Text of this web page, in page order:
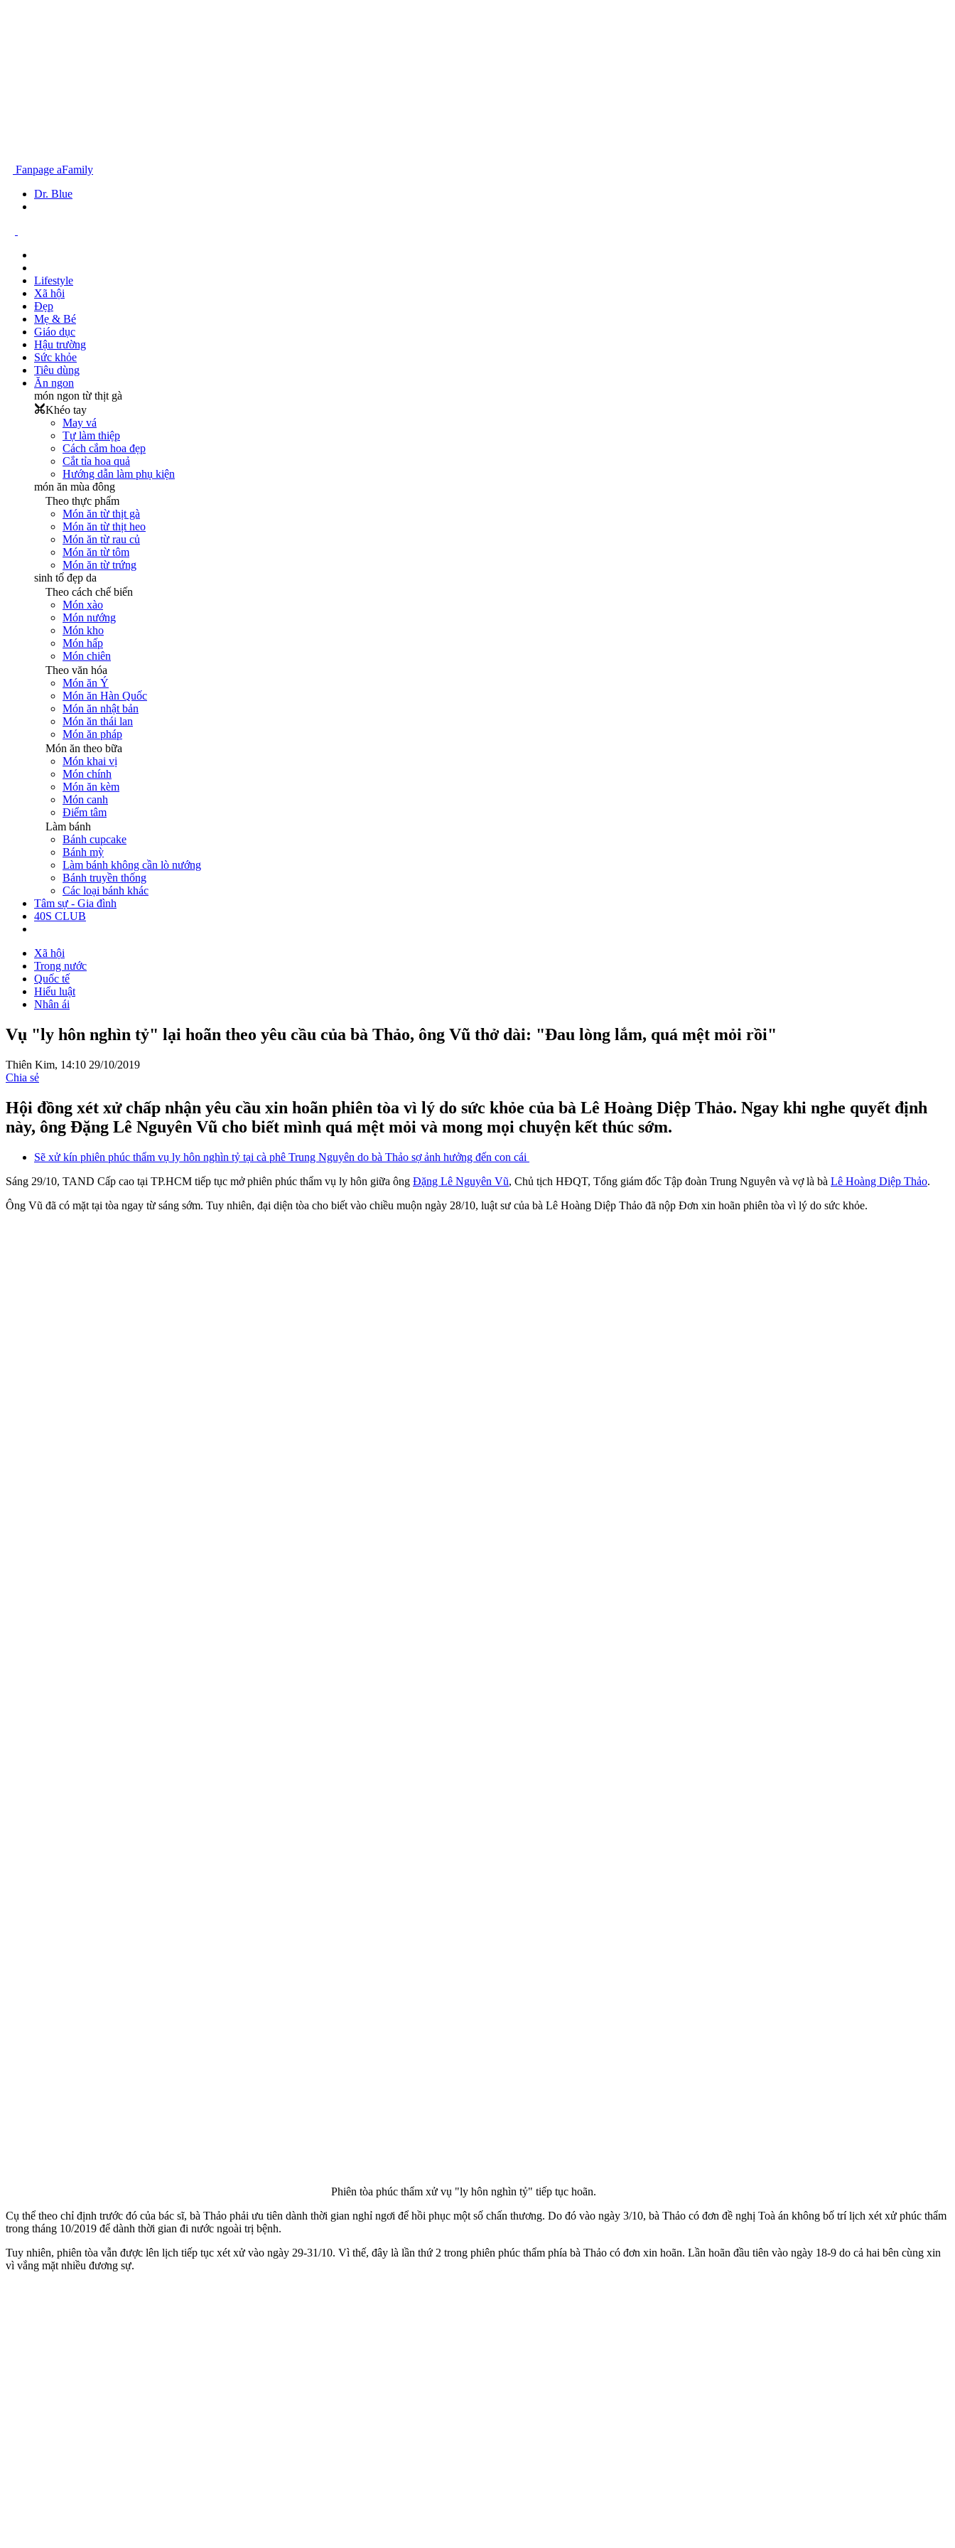
Fanpage aFamily
Dr. Blue
Lifestyle
Xã hội
Đẹp
Mẹ & Bé
Giáo dục
Hậu trường
Sức khỏe
Tiêu dùng
Ăn ngon
món ngon từ thịt gà
Khéo tay
May vá
Tự làm thiệp
Cách cắm hoa đẹp
Cắt tỉa hoa quả
Hướng dẫn làm phụ kiện
món ăn mùa đông
Theo thực phẩm
Món ăn từ thịt gà
Món ăn từ thịt heo
Món ăn từ rau củ
Món ăn từ tôm
Món ăn từ trứng
sinh tố đẹp da
Theo cách chế biến
Món xào
Món nướng
Món kho
Món hấp
Món chiên
Theo văn hóa
Món ăn Ý
Món ăn Hàn Quốc
Món ăn nhật bản
Món ăn thái lan
Món ăn pháp
Món ăn theo bữa
Món khai vị
Món chính
Món ăn kèm
Món canh
Điểm tâm
Làm bánh
Bánh cupcake
Bánh mỳ
Làm bánh không cần lò nướng
Bánh truyền thống
Các loại bánh khác
Tâm sự - Gia đình
40S CLUB
Xã hội
Trong nước
Quốc tế
Hiểu luật
Nhân ái
Vụ "ly hôn nghìn tỷ" lại hoãn theo yêu cầu của bà Thảo, ông Vũ thở dài: "Đau lòng lắm, quá mệt mỏi rồi"
Thiên Kim, 14:10 29/10/2019
Chia sẻ
Hội đồng xét xử chấp nhận yêu cầu xin hoãn phiên tòa vì lý do sức khỏe của bà Lê Hoàng Diệp Thảo. Ngay khi nghe quyết định
này, ông Đặng Lê Nguyên Vũ cho biết mình quá mệt mỏi và mong mọi chuyện kết thúc sớm.
Sẽ xử kín phiên phúc thẩm vụ ly hôn nghìn tỷ tại cà phê Trung Nguyên do bà Thảo sợ ảnh hưởng đến con cái
Sáng 29/10, TAND Cấp cao tại TP.HCM tiếp tục mở phiên phúc thẩm vụ ly hôn giữa ông Đặng Lê Nguyên Vũ, Chủ tịch HĐQT, Tổng giám đốc Tập đoàn Trung Nguyên và vợ là bà Lê Hoàng Diệp Thảo.
Ông Vũ đã có mặt tại tòa ngay từ sáng sớm. Tuy nhiên, đại diện tòa cho biết vào chiều muộn ngày 28/10, luật sư của bà Lê Hoàng Diệp Thảo đã nộp Đơn xin hoãn phiên tòa vì lý do sức khỏe.
Phiên tòa phúc thẩm xử vụ "ly hôn nghìn tỷ" tiếp tục hoãn.
Cụ thể theo chỉ định trước đó của bác sĩ, bà Thảo phải ưu tiên dành thời gian nghỉ ngơi để hồi phục một số chấn thương. Do đó vào ngày 3/10, bà Thảo có đơn đề nghị Toà án không bố trí lịch xét xử phúc thẩm
trong tháng 10/2019 để dành thời gian đi nước ngoài trị bệnh.
Tuy nhiên, phiên tòa vẫn được lên lịch tiếp tục xét xử vào ngày 29-31/10. Vì thế, đây là lần thứ 2 trong phiên phúc thẩm phía bà Thảo có đơn xin hoãn. Lần hoãn đầu tiên vào ngày 18-9 do cả hai bên cùng xin
vì vắng mặt nhiều đương sự.